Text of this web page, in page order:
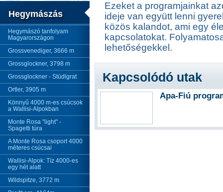
Hegymászás
Hegymászó tanfolyam
Magyarországon
Grossvenediger, 3666 m
Grossglockner, 3798 m
Grossglockner - Stüdlgrat
Ortler, 3905 m
Könnyű 4000 m-es csúcsok
a Wallisi-Alpokban
Monte Rosa "light" -
Spagetti túra
A Monte Rosa csoport 4000
méteres csúcsai
Wallisi-Alpok: Tíz 4000-es
egy hét alatt
Wildspitze, 3772 m
Ezeket a programjainkat
ideje van együtt lenni
közös kalandot, ami egy
kapcsolatokat.
lehetőségekkel.
Kapcsolódó utak
Apa-Fiú